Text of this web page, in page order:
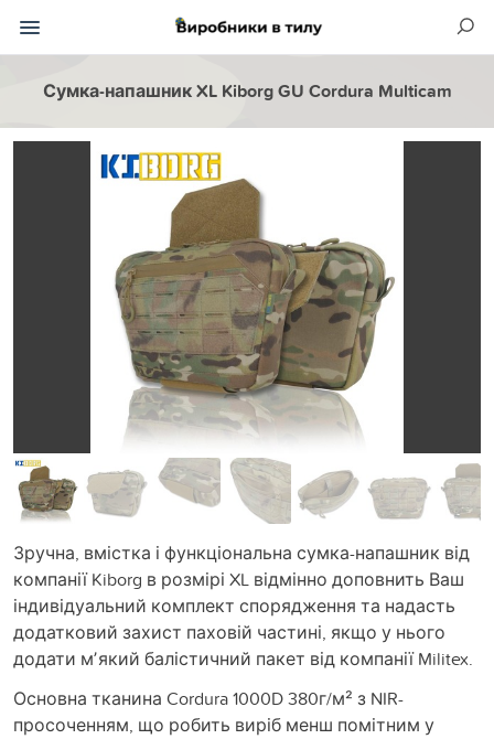
Сумка-напашник XL Kiborg GU Cordura Multicam
Зручна, вмістка і функціональна сумка-напашник від
компанії Kiborg в розмірі XL відмінно доповнить Ваш
індивідуальний комплект спорядження та надасть
додатковий захист паховій частині, якщо у нього
додати мʼякий балістичний пакет від компанії Militex.
Основна тканина Cordura 1000D 380г/м² з NIR-
просоченням, що робить виріб менш помітним у